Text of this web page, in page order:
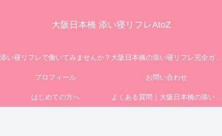
大阪日本橋 添い寝リフレAtoZ
添い寝リフレで働いてみませんか？ 大阪日本橋の添い寝リフレ完全ガイド｜初めての方へ
プロフィール お問い合わせ
はじめての方へ よくある質問｜大阪日本橋の添い寝リフレ「マティエ」FAQ